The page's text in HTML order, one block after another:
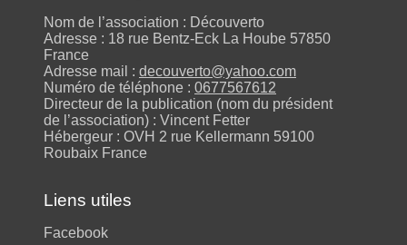
Nom de l’association : Découverto
Adresse : 18 rue Bentz-Eck La Hoube 57850
France
Adresse mail : decouverto@yahoo.com
Numéro de téléphone : 0677567612
Directeur de la publication (nom du président
de l’association) : Vincent Fetter
Hébergeur : OVH 2 rue Kellermann 59100
Roubaix France
Liens utiles
Facebook